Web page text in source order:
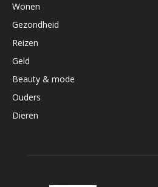
Wonen
Gezondheid
Reizen
Geld
Beauty & mode
Ouders
Dieren